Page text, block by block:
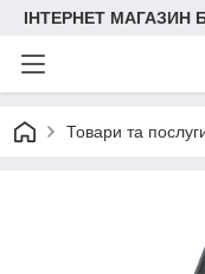
ІНТЕРНЕТ МАГАЗИН
Товари та